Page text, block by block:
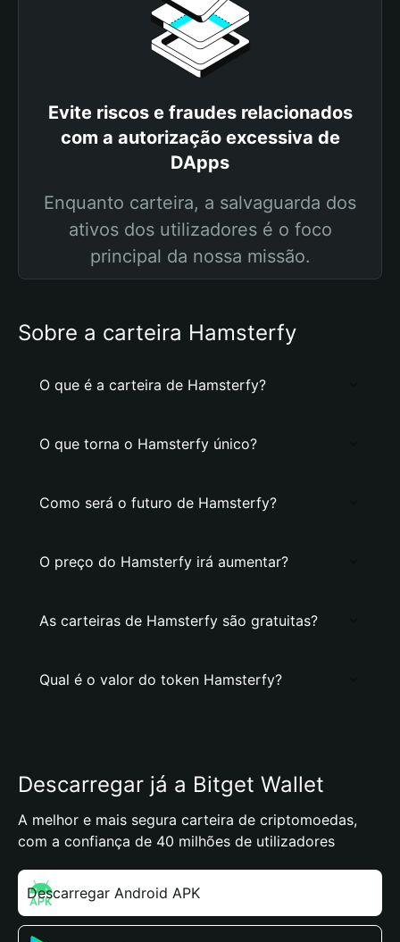
Evite riscos e fraudes relacionados
com a autorização excessiva de
DApps
Enquanto carteira, a salvaguarda dos
ativos dos utilizadores é o foco
principal da nossa missão.
Sobre a carteira Hamsterfy
O que é a carteira de Hamsterfy?
O que torna o Hamsterfy único?
Como será o futuro de Hamsterfy?
O preço do Hamsterfy irá aumentar?
As carteiras de Hamsterfy são gratuitas?
Qual é o valor do token Hamsterfy?
Descarregar já a Bitget Wallet
A melhor e mais segura carteira de criptomoedas,
com a confiança de 40 milhões de utilizadores
Descarregar Android APK